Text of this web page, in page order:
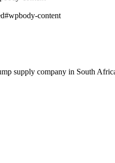
content
supply company in South